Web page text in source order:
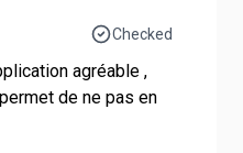
Checked
agréable ,
de ne pas en